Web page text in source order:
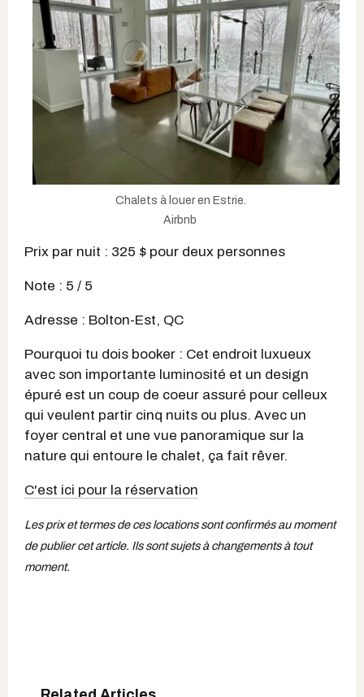
Chalets à louer en Estrie.
Airbnb
Prix par nuit : 325 $ pour deux personnes
Note : 5 / 5
Adresse : Bolton-Est, QC
Pourquoi tu dois booker : Cet endroit luxueux
avec son importante luminosité et un design
épuré est un coup de coeur assuré pour celleux
qui veulent partir cinq nuits ou plus. Avec un
foyer central et une vue panoramique sur la
nature qui entoure le chalet, ça fait rêver.
C'est ici pour la réservation
Les prix et termes de ces locations sont confirmés au moment
de publier cet article. Ils sont sujets à changements à tout
moment.